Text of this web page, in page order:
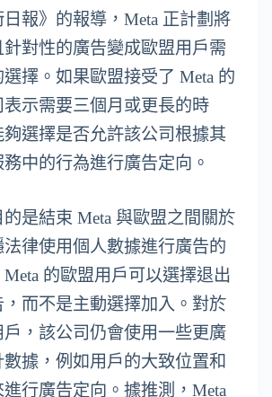
報》的報導，Meta 正計劃將
對性的廣告變成歐盟用戶需
擇。如果歐盟接受了 Meta 的
示需要三個月或更長的時
夠選擇是否允許該公司根據其
中的行為進行廣告定向。
是結束 Meta 與歐盟之間關於
律使用個人數據進行廣告的
的歐盟用戶可以選擇退出
而不是主動選擇加入。對於
，該公司仍會使用一些更廣
據，例如用戶的大致位置和
行廣告定向。據推測，Meta